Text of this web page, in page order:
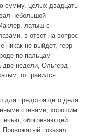
сумму, целых двадцать
небольшой
латыш с
в ответ на вопрос
никак не выйдет, герр
по пальцам
две недели, Ольгерд
отправился
для предстоящего дела
стенами, хорошим
обогревающей
показал